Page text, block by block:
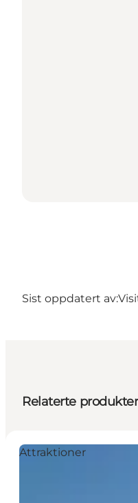
Sist oppdatert av:
Relaterte produkter
Attraktioner